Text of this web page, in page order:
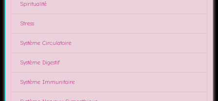
Spiritualité
Stress
Système Circulatoire
Système Digestif
Système Immunitaire